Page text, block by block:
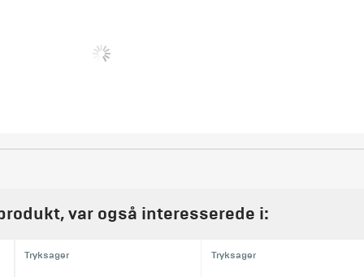
var også interesserede i:
Tryksager Tryksager